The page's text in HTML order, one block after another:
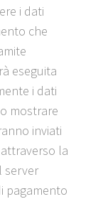
i dati
che
eseguita
i dati
mostrare
inviati
la
server
pagamento